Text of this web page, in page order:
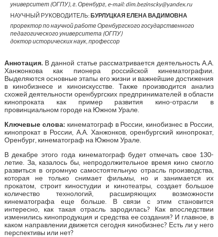
университет (ОГПУ), г. Оренбург, e-mail: dim.bezinscky@yandex.ru
НАУЧНЫЙ РУКОВОДИТЕЛЬ:БУРЛУЦКАЯ ЕЛЕНА ВАДИМОВНА
проректор по научной работе Оренбургского государственного
педагогического университета (ОГПУ)
доктор исторических наук, профессор
Аннотация.В данной статье рассматривается деятельность А.А.
Ханжонкова как пионера российской кинематографии.
Выделяются основные этапы его жизни и важнейшие достижения
в кинобизнесе и киноискусстве. Также производится анализ
схожей деятельности оренбургских предпринимателей в области
кинопроката как пример развития кино-отрасли в
провинциальном городе на Южном Урале.
Ключевые слова: кинематограф в России, кинобизнес в России,
кинопрокат в России, А.А. Ханжонков, оренбургский кинопрокат,
Оренбург, кинематограф на Южном Урале.
В декабре этого года кинематограф будет отмечать свое 130-
летие. За, казалось бы, непродолжительное время кино смогло
развиться в огромную самостоятельную отрасль производства,
которая не только снимает фильмы, но и занимается их
прокатом, строит киностудии и кинотеатры, создает большое
количество технологий, расширяющих возможности
кинематографа еще больше. В связи с этим становится
интересно, как такая отрасль зародилась? Как впоследствии
изменились кинопродукция и средства ее создания? И главное, в
каком направлении движется сегодня кинобизнес? Есть ли у него
перспективы или нет?